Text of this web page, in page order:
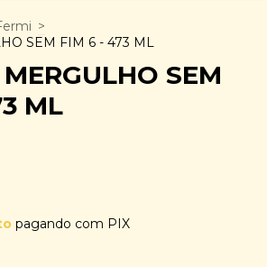
>
SEM FIM 6 - 473 ML
SEM
ML
pagando com PIX